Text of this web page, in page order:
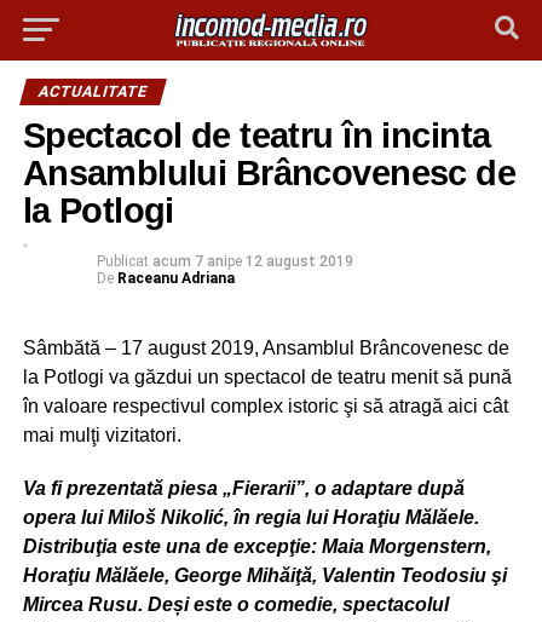
ACTUALITATE
Spectacol de teatru în incinta
Ansamblului Brâncovenesc de
la Potlogi
Publicat acum 7 anipe 12 august 2019
De Raceanu Adriana
Sâmbătă – 17 august 2019, Ansamblul Brâncovenesc de
la Potlogi va găzdui un spectacol de teatru menit să pună
în valoare respectivul complex istoric şi să atragă aici cât
mai mulţi vizitatori.
Va fi prezentată piesa „Fierarii”, o adaptare după
opera lui Miloš Nikolić, în regia lui Horaţiu Mălăele.
Distribuţia este una de excepţie: Maia Morgenstern,
Horaţiu Mălăele, George Mihăiţă, Valentin Teodosiu şi
Mircea Rusu. Deși este o comedie, spectacolul